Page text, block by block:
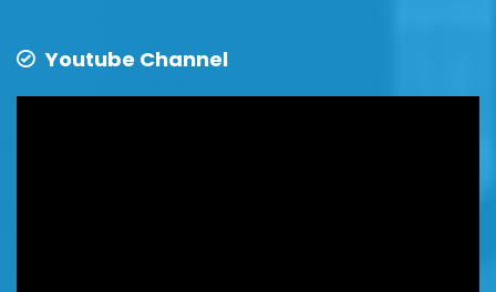
Youtube Channel